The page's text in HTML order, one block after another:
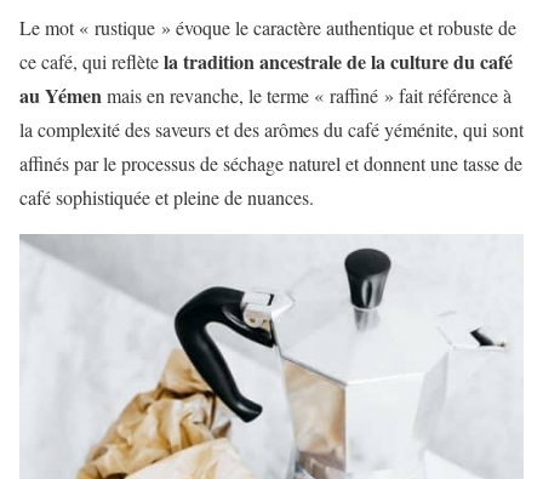
Le mot « rustique » évoque le caractère authentique et robuste de
ce café, qui reflètela tradition ancestrale de la culture du café
au Yémenmais en revanche, le terme « raffiné » fait référence à
la complexité des saveurs et des arômes du café yéménite, qui sont
affinés par le processus de séchage naturel et donnent une tasse de
café sophistiquée et pleine de nuances.